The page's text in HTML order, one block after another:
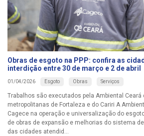
Obras de esgoto na PPP: confira as
interdição entre 30 de março e 2 de abril
01/04/2026 Esgoto Obras Serviços
Trabalhos são executados pela Ambiental
metropolitanas de Fortaleza e do Cariri A
Cagece na operação e universalização do
de obras de expansão e melhorias do sistema
das cidades atendid...